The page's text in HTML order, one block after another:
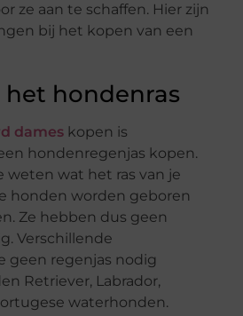
ze aan te schaffen. Hier zijn
bij het kopen van een
het hondenras
dameskopen is
hondenregenjas kopen.
weten wat het ras van je
honden worden geboren
Ze hebben dus geen
Verschillende
geen regenjas nodig
Retriever, Labrador,
waterhonden.